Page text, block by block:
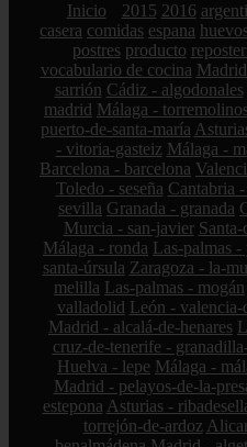
Inicio 2015 2016
casera comidas espana
postres producto
vocabulario de cocina
sarrión Cádiz - algodonales
madrid Málaga -
puerto-de-santa-maría
- vitoria-gasteiz Málaga -
Barcelona - barcelona
Toledo - seseña Cantabria
sevilla Granada - granada
Murcia - san-javier
Málaga - ronda Las-palmas -
santa-úrsula Zaragoza - la-
melilla Las-palmas - mogán
valladolid León - valencia-
Madrid - alcalá-de-henares
cruz-de-tenerife -
Huelva - lepe Málaga -
Madrid - pelayos-de-la-
estepona Asturias -
torrejón-de-ardoz